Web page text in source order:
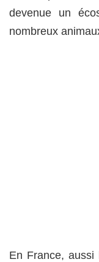
devenue un
nombreux
En France, aussi